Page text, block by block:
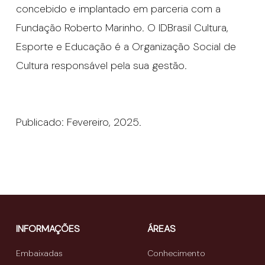
concebido e implantado em parceria com a
Fundação Roberto Marinho. O IDBrasil Cultura,
Esporte e Educação é a Organização Social de
Cultura responsável pela sua gestão.
Publicado: Fevereiro, 2025.
INFORMAÇÕES
Embaixadas
ÁREAS
Conhecimento